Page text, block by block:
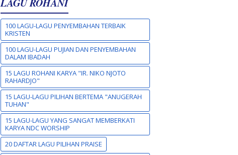
100 LAGU-LAGU PENYEMBAHAN TERBAIK
KRISTEN
100 LAGU-LAGU PUJIAN DAN PENYEMBAHAN
DALAM IBADAH
15 LAGU ROHANI KARYA "IR. NIKO NJOTO
RAHARDJO"
15 LAGU-LAGU PILIHAN BERTEMA "ANUGERAH
TUHAN"
15 LAGU-LAGU YANG SANGAT MEMBERKATI
KARYA NDC WORSHIP
20 DAFTAR LAGU PILIHAN PRAISE